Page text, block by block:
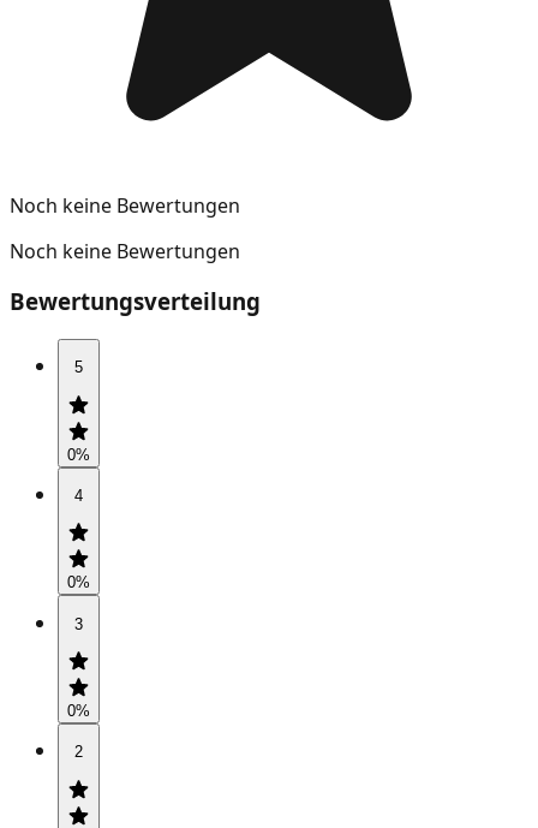
Noch keine Bewertungen
Noch keine Bewertungen
Bewertungsverteilung
5
0%
4
0%
3
0%
2